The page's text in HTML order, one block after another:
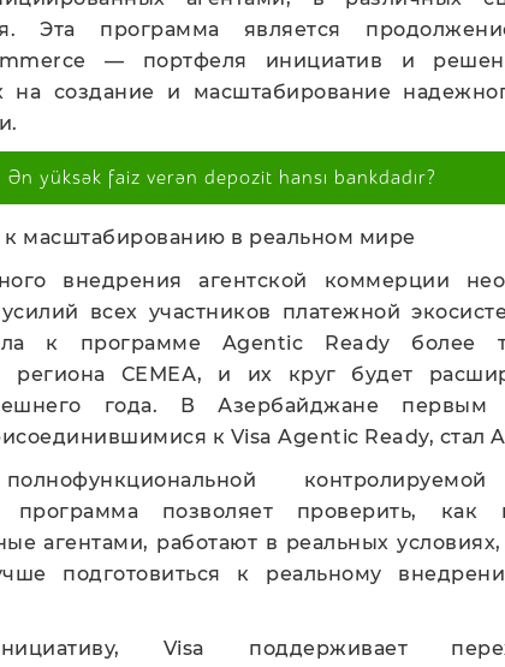
Эта программа является
— портфеля инициатив и
на создание и масштабирование
Ən yüksək faiz verən depozit hansı bankdadır?
к масштабированию в реальном мире
внедрения агентской коммерции
всех участников платежной
к программе Agentic Ready более
региона СЕМЕА, и их круг будет
года. В Азербайджане первым
к Visa Agentic Ready, стал
программа позволяет проверить, как
агентами, работают в реальных
подготовиться к реальному
Visa поддерживает